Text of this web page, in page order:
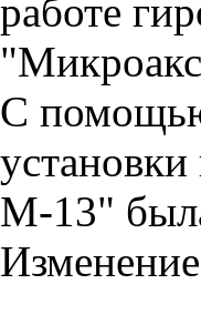
работе
С
М-13"